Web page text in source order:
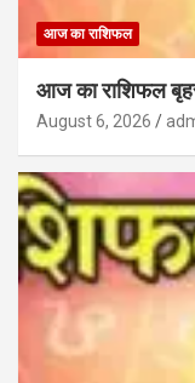
आज का राशिफल
आज का राशिफल
August 6, 2026